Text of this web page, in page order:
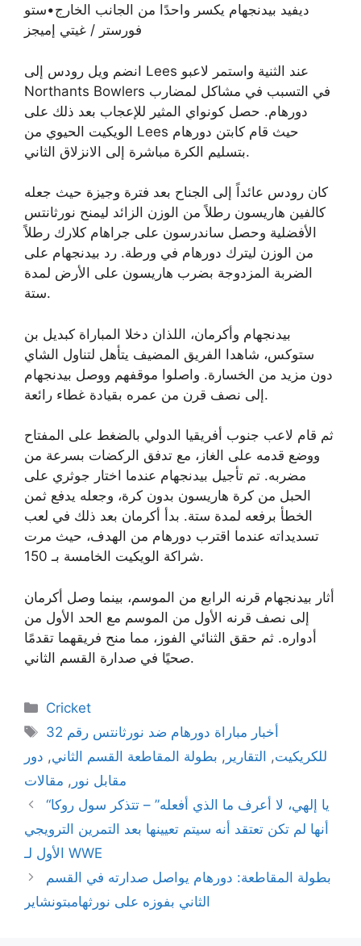
ديفيد بيدنجهام يكسر واحدًا من الجانب الخارج•ستو
فورستر / غيتي إميجز
انضم ويل رودس إلى Lees عند الثنية واستمر لاعبو
Northants Bowlers في التسبب في مشاكل لمضارب
دورهام. حصل كونواي المثير للإعجاب بعد ذلك على
الويكيت الحيوي من Lees حيث قام كابتن دورهام
بتسليم الكرة مباشرة إلى الانزلاق الثاني.
كان رودس عائداً إلى الجناح بعد فترة وجيزة حيث جعله
كالفين هاريسون رطلاً من الوزن الزائد ليمنح نورثانتس
الأفضلية وحصل ساندرسون على جراهام كلارك رطلاً
من الوزن ليترك دورهام في ورطة. رد بيدنجهام على
الضربة المزدوجة بضرب هاريسون على الأرض لمدة
ستة.
بيدنجهام وأكرمان، اللذان دخلا المباراة كبديل بن
ستوكس، شاهدا الفريق المضيف يتأهل لتناول الشاي
دون مزيد من الخسارة. واصلوا موقفهم ووصل بيدنجهام
إلى نصف قرن من عمره بقيادة غطاء رائعة.
ثم قام لاعب جنوب أفريقيا الدولي بالضغط على المفتاح
ووضع قدمه على الغاز، مع تدفق الركضات بسرعة من
مضربه. تم تأجيل بيدنجهام عندما اختار جوثري على
الحبل من كرة هاريسون بدون كرة، وجعله يدفع ثمن
الخطأ برفعه لمدة ستة. بدأ أكرمان بعد ذلك في لعب
تسديداته عندما اقترب دورهام من الهدف، حيث مرت
شراكة الويكيت الخامسة بـ 150.
أثار بيدنجهام قرنه الرابع من الموسم، بينما وصل أكرمان
إلى نصف قرنه الأول من الموسم مع الحد الأول من
أدواره. ثم حقق الثنائي الفوز، مما منح فريقهما تقدمًا
صحيًا في صدارة القسم الثاني.
Categories
Cricket
Tags
أخبار مباراة دورهام ضد نورثانتس رقم 32
للكريكيت, التقارير , بطولة المقاطعة القسم الثاني, دور
مقابل نور , مقالات
“يا إلهي، لا أعرف ما الذي أفعله” – تتذكر سول روكا
أنها لم تكن تعتقد أنه سيتم تعيينها بعد التمرين الترويجي
الأول لـ WWE
بطولة المقاطعة: دورهام يواصل صدارته في القسم
الثاني بفوزه على نورثهامبتونشاير